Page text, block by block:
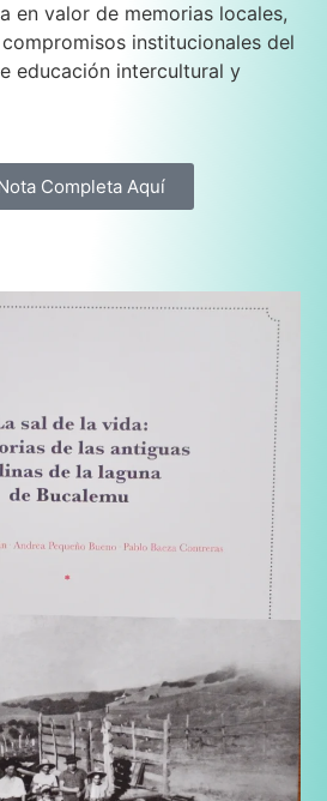
en valor de memorias locales,
institucionales del
educación intercultural y
Completa Aquí